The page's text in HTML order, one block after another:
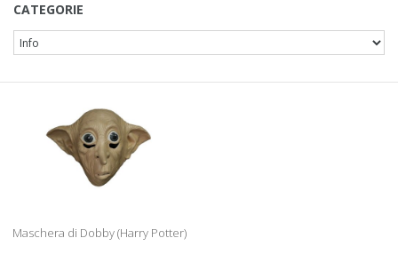
CATEGORIE
Maschera di Dobby (Harry Potter)